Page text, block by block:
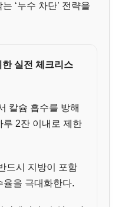
‘누수 차단’ 전략을
실전 체크리스
칼슘 흡수를 방해
루 2잔 이내로 제한
드시 지방이 포함
율을 극대화한다.